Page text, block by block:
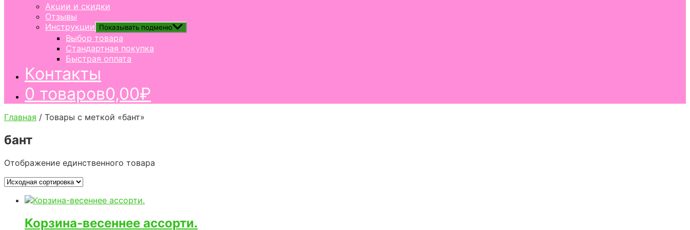
Акции и скидки
Отзывы
Инструкции
Показывать подменю
Выбор товара
Стандартная покупка
Быстрая оплата
Контакты
0 товаров0,00₽
Главная / Товары с меткой «бант»
бант
Отображение единственного товара
Корзина-весеннее ассорти.